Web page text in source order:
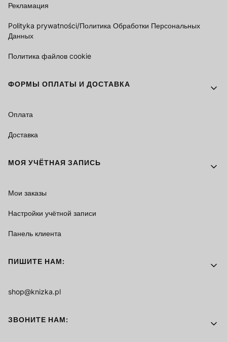
Рекламация
Polityka prywatności/Политика Обработки Персональных
Данных
Политика файлов cookie
ФОРМЫ ОПЛАТЫ И ДОСТАВКА
Оплата
Доставка
МОЯ УЧЁТНАЯ ЗАПИСЬ
Мои заказы
Настройки учётной записи
Панель клиента
ПИШИТЕ НАМ:
shop@knizka.pl
ЗВОНИТЕ НАМ: